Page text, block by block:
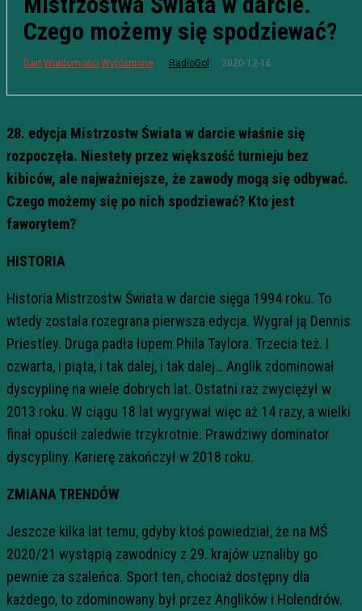
Czego możemy się spodziewać?
DartWiadomości Wyróżnione RadioGol 2020-12-16
28. edycja Mistrzostw Świata w darcie właśnie się
rozpoczęła. Niestety przez większość turnieju bez
kibiców, ale najważniejsze, że zawody mogą się odbywać.
Czego możemy się po nich spodziewać? Kto jest
faworytem?
HISTORIA
Historia Mistrzostw Świata w darcie sięga 1994 roku. To
wtedy została rozegrana pierwsza edycja. Wygrał ją Dennis
Priestley. Druga padła łupem Phila Taylora. Trzecia też. I
czwarta, i piąta, i tak dalej, i tak dalej… Anglik zdominował
dyscyplinę na wiele dobrych lat. Ostatni raz zwyciężył w
2013 roku. W ciągu 18 lat wygrywał więc aż 14 razy, a wielki
finał opuścił zaledwie trzykrotnie. Prawdziwy dominator
dyscypliny. Karierę zakończył w 2018 roku.
ZMIANA TRENDÓW
Jeszcze kilka lat temu, gdyby ktoś powiedział, że na MŚ
2020/21 wystąpią zawodnicy z 29. krajów uznaliby go
pewnie za szaleńca. Sport ten, chociaż dostępny dla
każdego, to zdominowany był przez Anglików i Holendrów.